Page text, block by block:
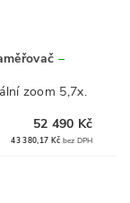
–
zoom 5,7x.
52 490 Kč
43 380,17 Kč bez DPH